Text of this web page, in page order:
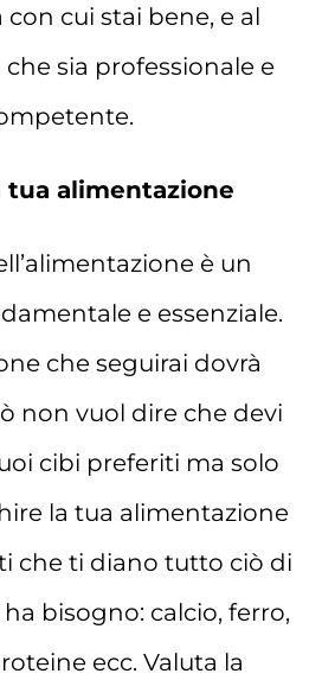
cui stai bene, e al
sia professionale e
tua alimentazione
è un
e essenziale.
che seguirai dovrà
non vuol dire che devi
cibi preferiti ma solo
la tua alimentazione
che ti diano tutto ciò di
bisogno: calcio, ferro,
ecc. Valuta la